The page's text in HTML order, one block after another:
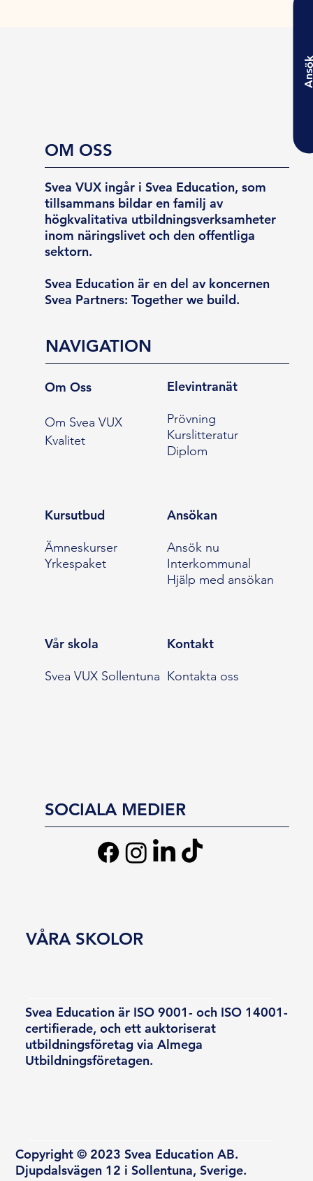
OM OSS
Svea VUX ingår i Svea Education, som
tillsammans bildar en familj av
högkvalitativa utbildningsverksamheter
inom näringslivet och den offentliga
sektorn.
Svea Education är en del av koncernen
Svea Partners: Together we build.
NAVIGATION
Om Oss
Om Svea VUX
Kvalitet
Elevintranät
Prövning
Kurslitteratur
Diplom
Kursutbud
Ämneskurser
Yrkespaket
Ansökan
Ansök nu
Interkommunal
Hjälp med ansökan
Vår skola
Svea VUX Sollentuna
Kontakt
Kontakta oss
SOCIALA MEDIER
Svea Education är ISO 9001- och ISO 14001-
certifierade, och ett auktoriserat
utbildningsföretag via Almega
Utbildningsföretagen.
Copyright © 2023 Svea Education AB.
Djupdalsvägen 12 i Sollentuna, Sverige.
VÅRA SKOLOR